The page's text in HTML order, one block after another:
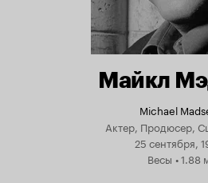
Майкл
Michael
Актер, Продюсер,
25 сентября,
Весы •1.88